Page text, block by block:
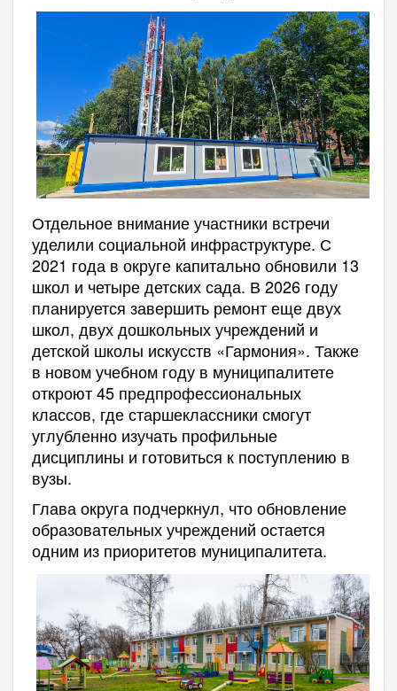
Отдельное внимание участники встречи
уделили социальной инфраструктуре. С
2021 года в округе капитально обновили 13
школ и четыре детских сада. В 2026 году
планируется завершить ремонт еще двух
школ, двух дошкольных учреждений и
детской школы искусств «Гармония». Также
в новом учебном году в муниципалитете
откроют 45 предпрофессиональных
классов, где старшеклассники смогут
углубленно изучать профильные
дисциплины и готовиться к поступлению в
вузы.
Глава округа подчеркнул, что обновление
образовательных учреждений остается
одним из приоритетов муниципалитета.